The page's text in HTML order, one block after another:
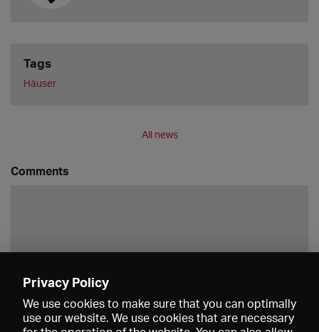
Tags
Häuser
All news
Comments
Privacy Policy
We use cookies to make sure that you can optimally
use our website. We use cookies that are necessary